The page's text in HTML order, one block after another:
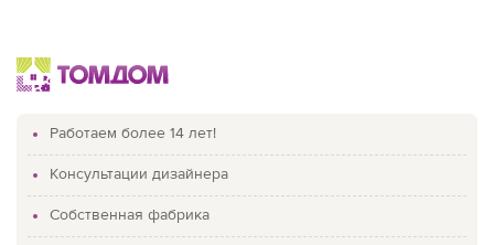
Работаем более 14 лет!
Консультации дизайнера
Собственная фабрика